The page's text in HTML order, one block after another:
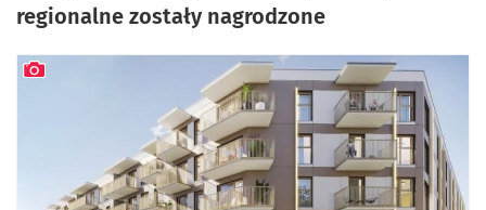
regionalne zostały nagrodzone